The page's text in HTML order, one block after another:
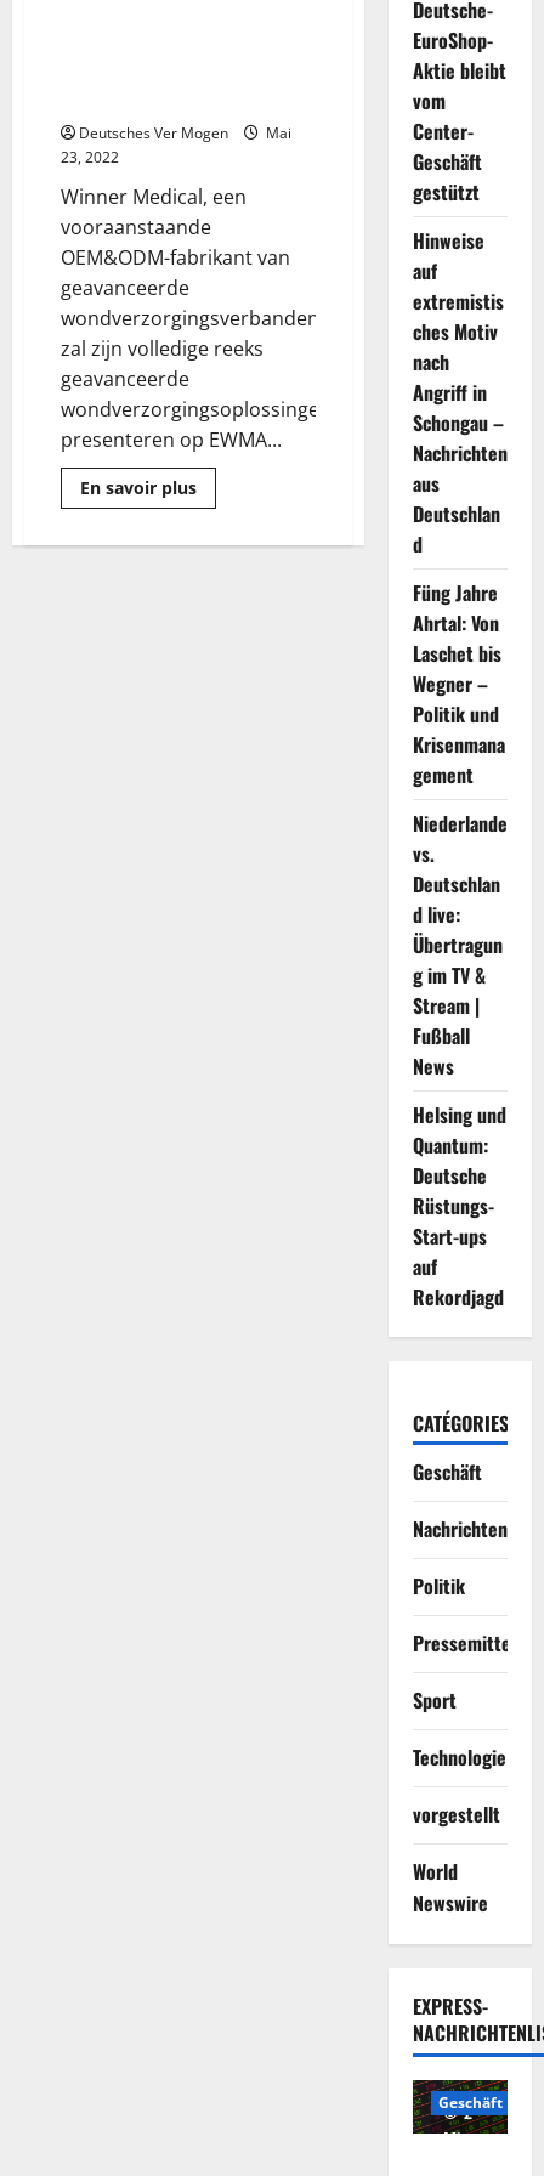
Deutsches Ver Mogen
Mai
23, 2022
Winner Medical, een
vooraanstaande
OEM&ODM-fabrikant van
geavanceerde
wondverzorgingsverbanden,
zal zijn volledige reeks
geavanceerde
wondverzorgingsoplossingen
presenteren op EWMA...
En savoir plusMehr
Informationen
Medical
Deutsche-
EuroShop-
Aktie bleibt
vom
Center-
Geschäft
gestützt
Hinweise
auf
extremistis
ches Motiv
nach
Angriff in
Schongau –
Nachrichten
aus
Deutschlan
d
Füng Jahre
Ahrtal: Von
Laschet bis
Wegner –
Politik und
Krisenmana
gement
Niederlande
vs.
Deutschlan
d live:
Übertragun
g im TV &
Stream |
Fußball
News
Helsing und
Quantum:
Deutsche
Rüstungs-
Start-ups
auf
Rekordjagd
CATÉGORIES
Geschäft
Nachrichten
Politik
Sport
Technologie
vorgestellt
World
Newswire
EXPRESS-
2
Minuten
Geschäft